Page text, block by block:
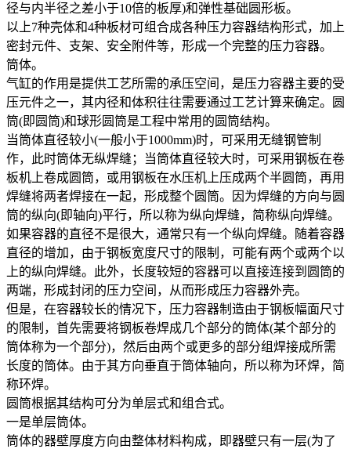
径与内半径之差小于10倍的板厚)和弹性基础圆形板。
以上7种壳体和4种板材可组合成各种压力容器结构形式，加上
密封元件、支架、安全附件等，形成一个完整的压力容器。
筒体。
气缸的作用是提供工艺所需的承压空间，是压力容器主要的受
压元件之一，其内径和体积往往需要通过工艺计算来确定。圆
筒(即圆筒)和球形圆筒是工程中常用的圆筒结构。
当筒体直径较小(一般小于1000mm)时，可采用无缝钢管制
作，此时筒体无纵焊缝；当筒体直径较大时，可采用钢板在卷
板机上卷成圆筒，或用钢板在水压机上压成两个半圆筒，再用
焊缝将两者焊接在一起，形成整个圆筒。因为焊缝的方向与圆
筒的纵向(即轴向)平行，所以称为纵向焊缝，简称纵向焊缝。
如果容器的直径不是很大，通常只有一个纵向焊缝。随着容器
直径的增加，由于钢板宽度尺寸的限制，可能有两个或两个以
上的纵向焊缝。此外，长度较短的容器可以直接连接到圆筒的
两端，形成封闭的压力空间，从而形成压力容器外壳。
但是，在容器较长的情况下，压力容器制造由于钢板幅面尺寸
的限制，首先需要将钢板卷焊成几个部分的筒体(某个部分的
筒体称为一个部分)，然后由两个或更多的部分组焊接成所需
长度的筒体。由于其方向垂直于筒体轴向，所以称为环焊，简
称环焊。
圆筒根据其结构可分为单层式和组合式。
一是单层筒体。
筒体的器壁厚度方向由整体材料构成，即器壁只有一层(为了